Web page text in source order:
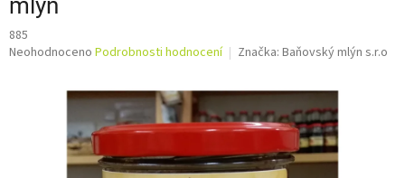
mlýn
885
Průměrné
Neohodnoceno Podrobnosti hodnocení Značka: Baňovský mlýn s.r.o